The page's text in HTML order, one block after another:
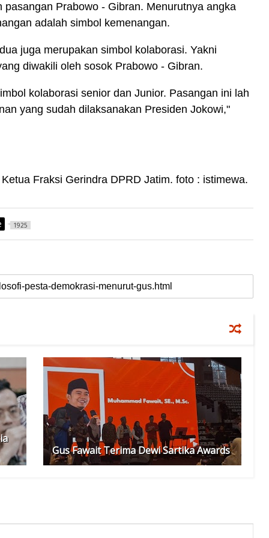
Prabowo - Gibran. Menurutnya angka
adalah simbol kemenangan.
juga merupakan simbol kolaborasi. Yakni
diwakili oleh sosok Prabowo - Gibran.
kolaborasi senior dan Junior. Pasangan ini lah
yang sudah dilaksanakan Presiden Jokowi,"
Fraksi Gerindra DPRD Jatim. foto : istimewa.
1925
Gus Fawait Terima Dewi Sartika Awards